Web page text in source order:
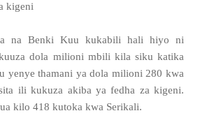
kigeni
na Benki Kuu kukabili hali hiyo ni
dola milioni mbili kila siku katika
yenye thamani ya dola milioni 280 kwa
ili kukuza akiba ya fedha za kigeni.
kilo 418 kutoka kwa Serikali.